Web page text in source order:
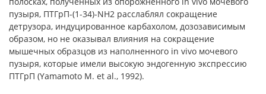
пузыря, ПТГрП-(1-34)-NH2 расслаблял сокращение
детрузора, индуцированное карбахолом, дозозависимым
образом, но не оказывал влияния на сокращение
мышечных образцов из наполненного in vivo мочевого
пузыря, которые имели высокую эндогенную экспрессию
ПТГрП (Yamamoto M. et al., 1992).